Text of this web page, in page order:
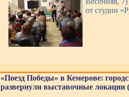
от студии
«Поезд Победы» в Кемерове:
развернули выставочные локации